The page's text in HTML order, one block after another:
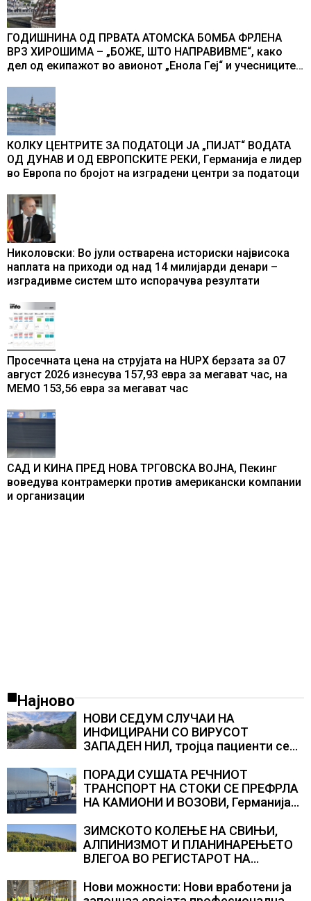
ГОДИШНИНА ОД ПРВАТА АТОМСКА БОМБА ФРЛЕНА
ВРЗ ХИРОШИМА – „БОЖЕ, ШТО НАПРАВИВМЕ“, како
дел од екипажот во авионот „Енола Геј“ и учесниците
промени текот на историјата
КОЛКУ ЦЕНТРИТЕ ЗА ПОДАТОЦИ ЈА „ПИЈАТ“ ВОДАТА
ОД ДУНАВ И ОД ЕВРОПСКИТЕ РЕКИ, Германија е лидер
во Европа по бројот на изградени центри за податоци
Николовски: Во јули остварена историски највисока
наплата на приходи од над 14 милијарди денари –
изградивме систем што испорачува резултати
Просечната цена на струјата на HUPX берзата за 07
август 2026 изнесува 157,93 евра за мегават час, на
МЕМО 153,56 евра за мегават час
САД И КИНА ПРЕД НОВА ТРГОВСКА ВОЈНА, Пекинг
воведува контрамерки против американски компании
и организации
Најново
НОВИ СЕДУМ СЛУЧАИ НА
ИНФИЦИРАНИ СО ВИРУСОТ
ЗАПАДЕН НИЛ, тројца пациенти се
ПОРАДИ СУШАТА РЕЧНИОТ
ТРАНСПОРТ НА СТОКИ СЕ ПРЕФРЛА
НА КАМИОНИ И ВОЗОВИ, Германија
камионџиите да возат и во недела
ЗИМСКОТО КОЛЕЊЕ НА СВИЊИ,
АЛПИНИЗМОТ И ПЛАНИНАРЕЊЕТО
ВЛЕГОА ВО РЕГИСТАРОТ НА
СЛОВЕНИЈА
Нови можности: Нови вработени ја